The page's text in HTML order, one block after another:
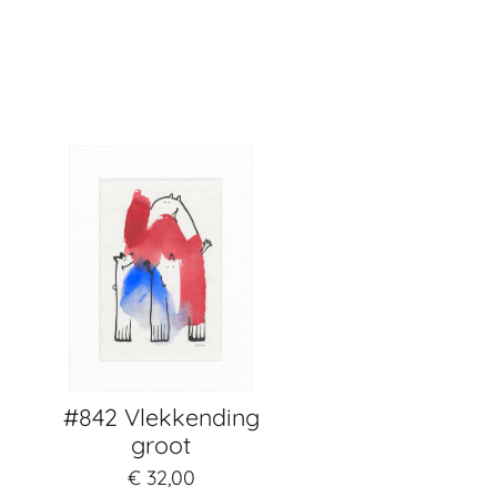
#842 Vlekkending
groot
€ 32,00